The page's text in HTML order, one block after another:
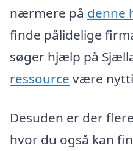
nærmere på denne
finde pålidelige
søger hjælp på
ressource være
Desuden er der
hvor du også kan